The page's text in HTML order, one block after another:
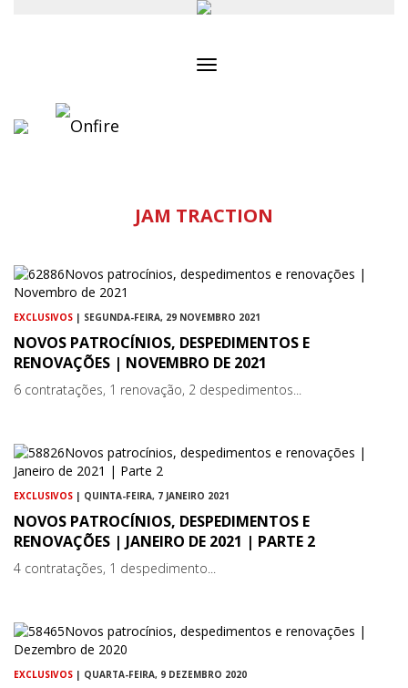
JAM TRACTION
EXCLUSIVOS | SEGUNDA-FEIRA, 29 NOVEMBRO 2021
NOVOS PATROCÍNIOS, DESPEDIMENTOS E
RENOVAÇÕES | NOVEMBRO DE 2021
6 contratações, 1 renovação, 2 despedimentos...
EXCLUSIVOS | QUINTA-FEIRA, 7 JANEIRO 2021
NOVOS PATROCÍNIOS, DESPEDIMENTOS E
RENOVAÇÕES | JANEIRO DE 2021 | PARTE 2
4 contratações, 1 despedimento...
EXCLUSIVOS | QUARTA-FEIRA, 9 DEZEMBRO 2020